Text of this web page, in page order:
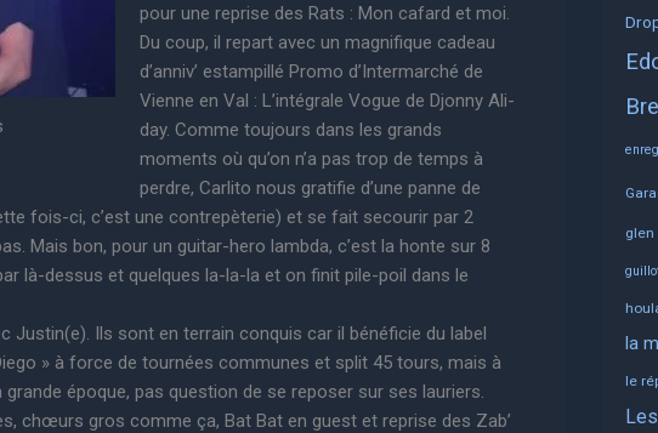
pour une reprise des Rats : Mon cafard et moi.
Du coup, il repart avec un magnifique cadeau
d’anniv’ estampillé Promo d’Intermarché de
Vienne en Val : L’intégrale Vogue de Djonny Ali-
day. Comme toujours dans les grands
moments où qu’on n’a pas trop de temps à
perdre, Carlito nous gratifie d’une panne de
fois-ci, c’est une contrepèterie) et se fait secourir par 2
Mais bon, pour un guitar-hero lambda, c’est la honte sur 8
là-dessus et quelques la-la-la et on finit pile-poil dans le
Justin(e). Ils sont en terrain conquis car il bénéficie du label
» à force de tournées communes et split 45 tours, mais à
époque, pas question de se reposer sur ses lauriers.
chœurs gros comme ça, Bat Bat en guest et reprise des Zab’
la
le